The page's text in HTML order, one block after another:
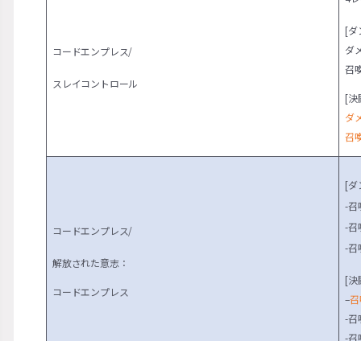
コードエンプレス/
スレイコントロール
[ダ
ダ
召
[決
ダ
召
コードエンプレス/
解放された意志：
コードエンプレス
[ダ
-召
-召
-召
[決
–
-召
-召